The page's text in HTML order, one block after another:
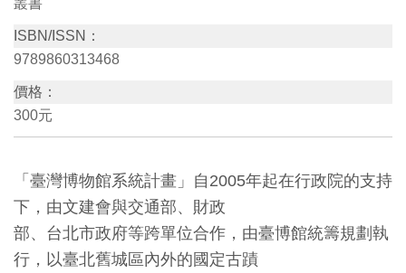
活
文
創
典
叢書
ISBN/ISSN：
9789860313468
價格：
300元
「臺灣博物館系統計畫」自2005年起在行政院的支持
下，由文建會與交通部、財政
部、台北市政府等跨單位合作，由臺博館統籌規劃執
行，以臺北舊城區內外的國定古蹟